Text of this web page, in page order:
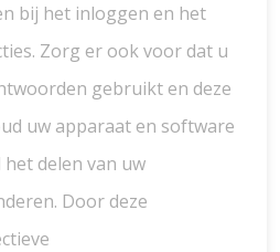
bij het inloggen en het
Zorg er ook voor dat u
gebruikt en deze
uw apparaat en software
delen van uw
Door deze